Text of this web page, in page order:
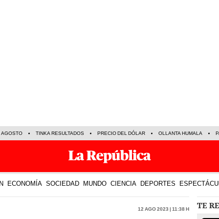
PRECIO DEL DÓLAR
ECONOMÍA SOCIEDAD MUNDO CIENCIA DEPORTES
TE